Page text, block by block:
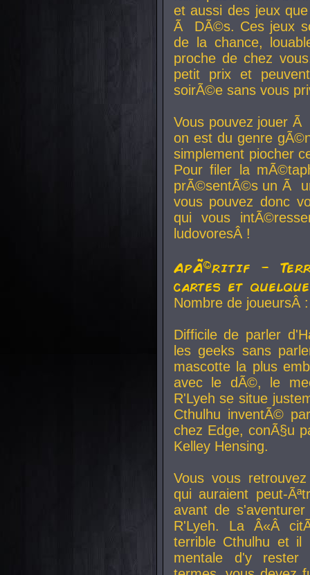
et aussi des jeux
Ã DÃ©s. Ces jeux
de la chance,
proche de chez
petit prix et
soirÃ©e sans vous
Vous pouvez jouer
on est du genre
simplement piocher
Pour filer la
prÃ©sentÃ©s un Ã
vous pouvez donc
qui vous
ludovoresÂ !
ApÃ©ritif -
cartes et
Nombre de
Difficile de parler
les geeks sans
mascotte la plus
avec le dÃ©, le
R'Lyeh se situe
Cthulhu inventÃ©
chez Edge, conÃ§u
Kelley Hensing.
Vous vous
qui auraient peut-
avant de
R'Lyeh. La Â«Â
terrible Cthulhu et
mentale d'y rester